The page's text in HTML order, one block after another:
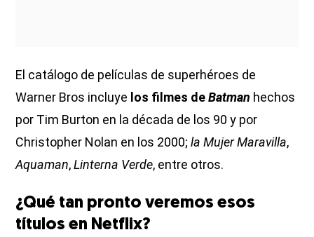
El catálogo de películas de superhéroes de
Warner Bros incluye los filmes deBatman hechos
por Tim Burton en la década de los 90 y por
Christopher Nolan en los 2000; la Mujer Maravilla,
Aquaman,Linterna Verde, entre otros.
¿Qué tan pronto veremos esos
títulos en Netflix?